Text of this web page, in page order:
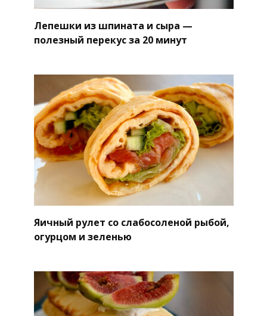
Лепешки из шпината и сыра —
полезный перекус за 20 минут
Яичный рулет со слабосоленой рыбой,
огурцом и зеленью